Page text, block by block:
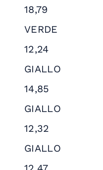
18,79
VERDE
12,24
GIALLO
14,85
GIALLO
12,32
GIALLO